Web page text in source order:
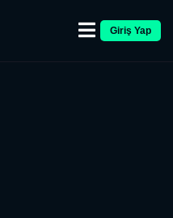
Giriş Yap